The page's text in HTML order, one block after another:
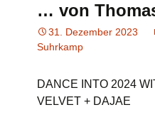
… von
31. Dezember 2023
Suhrkamp
DANCE INTO 2024
VELVET + DAJAE